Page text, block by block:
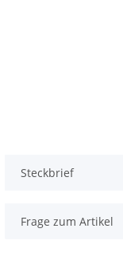
Steckbrief
Frage zum Artikel